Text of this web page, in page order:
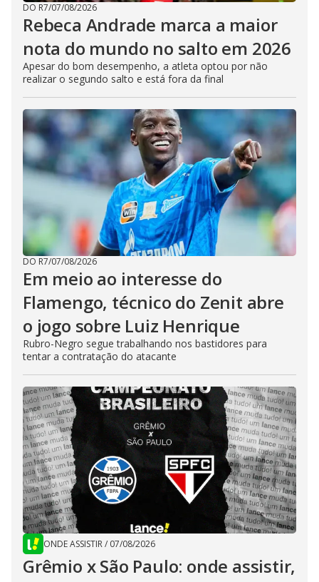
DO R7/07/08/2026
Rebeca Andrade marca a maior
nota do mundo no salto em 2026
Apesar do bom desempenho, a atleta optou por não
realizar o segundo salto e está fora da final
DO R7/07/08/2026
Em meio ao interesse do
Flamengo, técnico do Zenit abre
o jogo sobre Luiz Henrique
Rubro-Negro segue trabalhando nos bastidores para
tentar a contratação do atacante
ONDE ASSISTIR/ 07/08/2026
Grêmio x São Paulo: onde assistir,